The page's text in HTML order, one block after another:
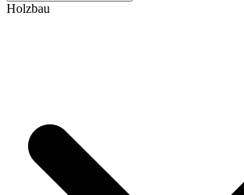
Holzbau